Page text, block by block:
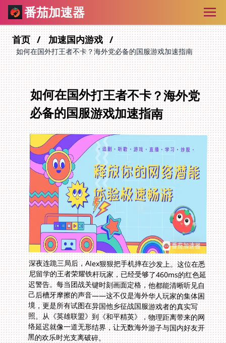
番茄加速器
首页 加速国内游戏
如何在国外打王者不卡？海外党必备的国服游戏加速指南
如何在国外打王者不卡？海外党
必备的国服游戏加速指南
深夜连跪三局后，Alex狠狠把手机摔在沙发上。这位在悉
尼留学的王者荣耀铁杆玩家，已经受够了460ms的红色延
迟警告。每当团战关键时刻画面定格，他都能清晰听见自
己后槽牙摩擦的声音——这不仅是海外华人玩家的集体困
境，更是所有试图在异国他乡征战国服游戏者的真实写
照。从《英雄联盟》到《和平精英》，物理距离带来的网
络延迟就像一道无形结界，让无数海外游子与国内好友开
黑的欢乐时光支离破碎。